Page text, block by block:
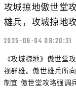
攻城掠地傲世堂
雄兵，攻城掠地
2025-06-04 08:20:31
《攻城掠地》傲世堂
视群雄。傲世雄兵所
制宜 傲世堂攻略强调